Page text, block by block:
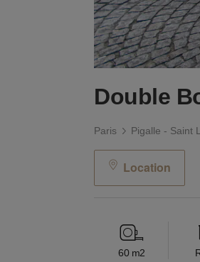
Double
Paris Pigalle - Saint
Location
60 m2